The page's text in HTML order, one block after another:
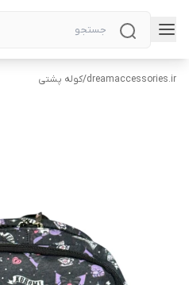
dreamaccessories.ir
/کوله پشتی